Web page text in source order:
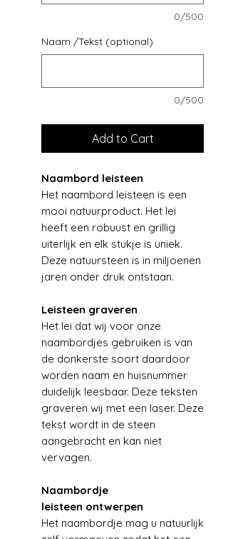
0/500
Naam /Tekst (optional)
0/500
Add to Cart
Naambord leisteen
Het naambord leisteen is een
mooi natuurproduct. Het lei
heeft een robuust en grillig
uiterlijk en elk stukje is uniek.
Deze natuursteen is in miljoenen
jaren onder druk ontstaan.
Leisteen graveren
Het lei dat wij voor onze
naambordjes gebruiken is van
de donkerste soort daardoor
worden naam en huisnummer
duidelijk leesbaar. Deze teksten
graveren wij met een laser. Deze
tekst wordt in de steen
aangebracht en kan niet
vervagen.
Naambordje
leisteen ontwerpen
Het naambordje mag u natuurlijk